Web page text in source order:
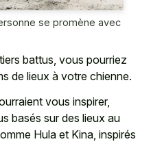
se promène avec
battus, vous pourriez
de lieux à votre chienne.
vous inspirer,
basés sur des lieux au
Hula et Kina, inspirés